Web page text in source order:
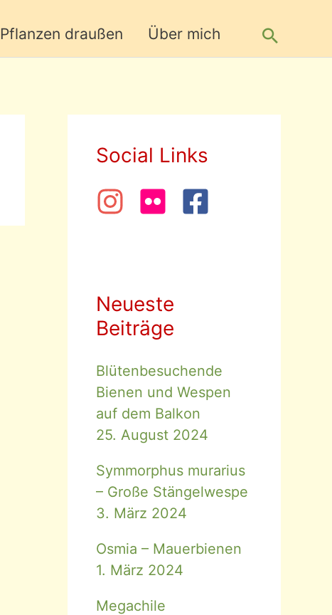
Pflanzen draußen Über mich
Social Links
Neueste
Beiträge
Blütenbesuchende
Bienen und Wespen
auf dem Balkon
25. August 2024
Symmorphus murarius
– Große Stängelwespe
3. März 2024
Osmia – Mauerbienen
1. März 2024
Megachile